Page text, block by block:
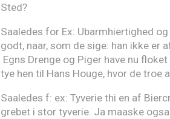
Sted?
Saaledes for Ex: Ubarmhiertighed
godt, naar, som de sige: han ikke er
Egns Drenge og Piger have nu
tye hen til Hans Houge, hvor de troe
Saaledes f: ex: Tyverie thi en af
grebet i stor tyverie. Ja maaske